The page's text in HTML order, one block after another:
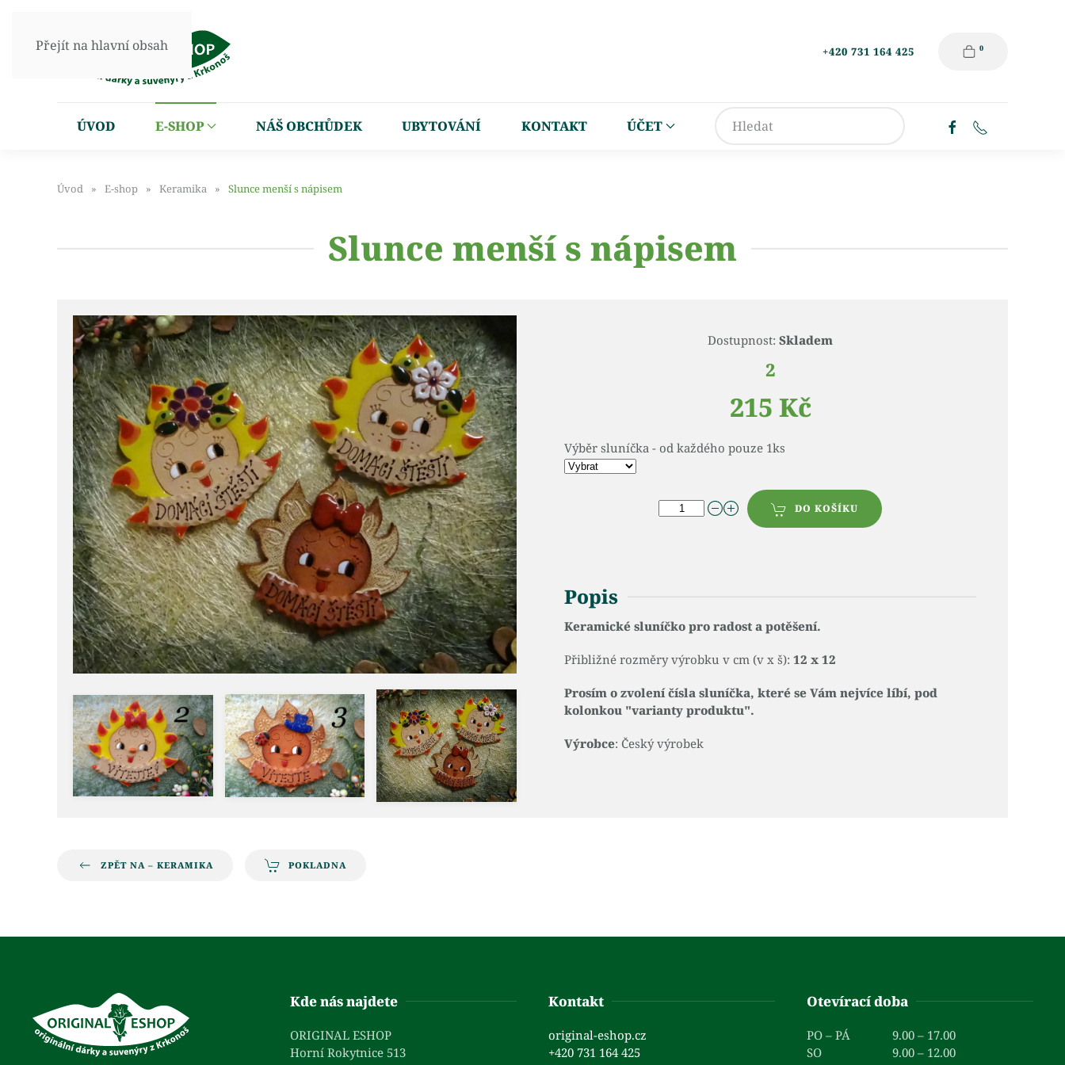
Přejít na hlavní obsah +420 731 164 425 0
ÚVOD E-SHOP NÁŠ OBCHŮDEK UBYTOVÁNÍ KONTAKT ÚČET
Úvod E-shop Keramika Slunce menší s nápisem
Slunce menší s nápisem
Dostupnost: Skladem
2
215 Kč
Výběr sluníčka - od každého pouze 1ks
DO KOŠÍKU
Popis
Keramické sluníčko pro radost a potěšení.
Přibližné rozměry výrobku v cm (v x š): 12 x 12
Prosím o zvolení čísla sluníčka, které se Vám nejvíce líbí, pod
kolonkou "varianty produktu".
Výrobce: Český výrobek
ZPĚT NA – KERAMIKA POKLADNA
Kde nás najdete
ORIGINAL ESHOP
Horní Rokytnice 513
Kontakt
original-eshop.cz
+420 731 164 425
Otevírací doba
PO – PÁ
9.00 – 17.00
SO
9.00 – 12.00